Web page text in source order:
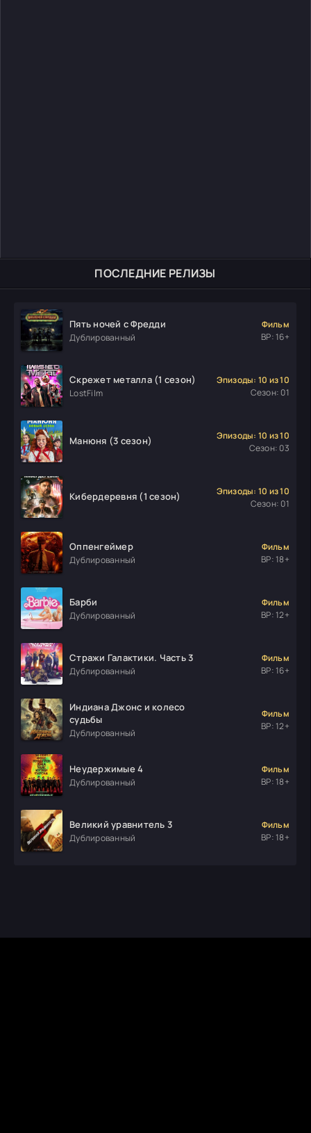
ПОСЛЕДНИЕ РЕЛИЗЫ
Пять ночей с Фредди
Дублированный
Фильм
ВР: 16+
Скрежет металла (1 сезон)
LostFilm
Эпизоды: 10 из 10
Сезон: 01
Манюня (3 сезон)
Эпизоды: 10 из 10
Сезон: 03
Кибердеревня (1 сезон)
Эпизоды: 10 из 10
Сезон: 01
Оппенгеймер
Дублированный
Фильм
ВР: 18+
Барби
Дублированный
Фильм
ВР: 12+
Стражи Галактики. Часть 3
Дублированный
Фильм
ВР: 16+
Индиана Джонс и колесо
судьбы
Дублированный
Фильм
ВР: 12+
Неудержимые 4
Дублированный
Фильм
ВР: 18+
Великий уравнитель 3
Дублированный
Фильм
ВР: 18+